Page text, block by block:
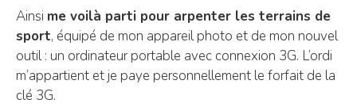
Ainsi me voilà parti pour arpenter les terrains de
sport, équipé de mon appareil photo et de mon nouvel
outil : un ordinateur portable avec connexion 3G. L’ordi
m’appartient et je paye personnellement le forfait de la
clé 3G.